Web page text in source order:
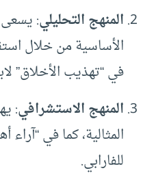
المنهج التحليلي: يسعى
الأساسية من خلال
في “تهذيب الأخلاق”
المنهج الاستشرافي:
المثالية، كما في “آراء
للفارابي.